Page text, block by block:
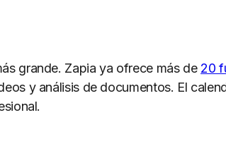
grande. Zapia ya ofrece más de 20
y análisis de documentos. El